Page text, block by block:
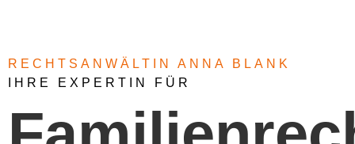
RECHTSANWÄLTIN ANNA BLANK
IHRE EXPERTIN FÜR